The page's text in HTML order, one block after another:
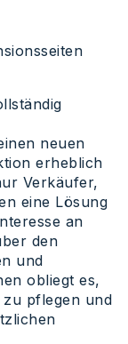
neuen
erheblich
Verkäufer,
eine Lösung
an
den
und
obliegt es,
pflegen und